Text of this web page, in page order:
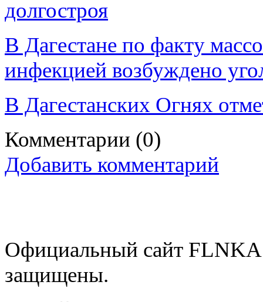
долгостроя
В Дагестане по факту
инфекцией возбуждено
В Дагестанских Огнях
Комментарии (0)
Добавить комментарий
Официальный сайт
защищены.